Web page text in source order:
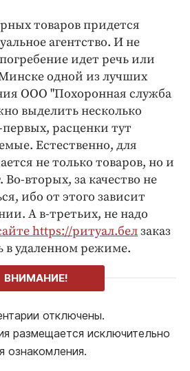
товаров придется
агентство. И не
идет речь или
одной из лучших
ООО "Похоронная служба
выделить несколько
расценки тут
Естественно, для
не только товаров, но и
Во-вторых, за качество не
ибо от этого зависит
А в-третьих, не надо
https://ритуал.белзаказ
в удаленном режиме.
ВНИМАНИЕ!
отключены.
размещается исключительно
ознакомления.